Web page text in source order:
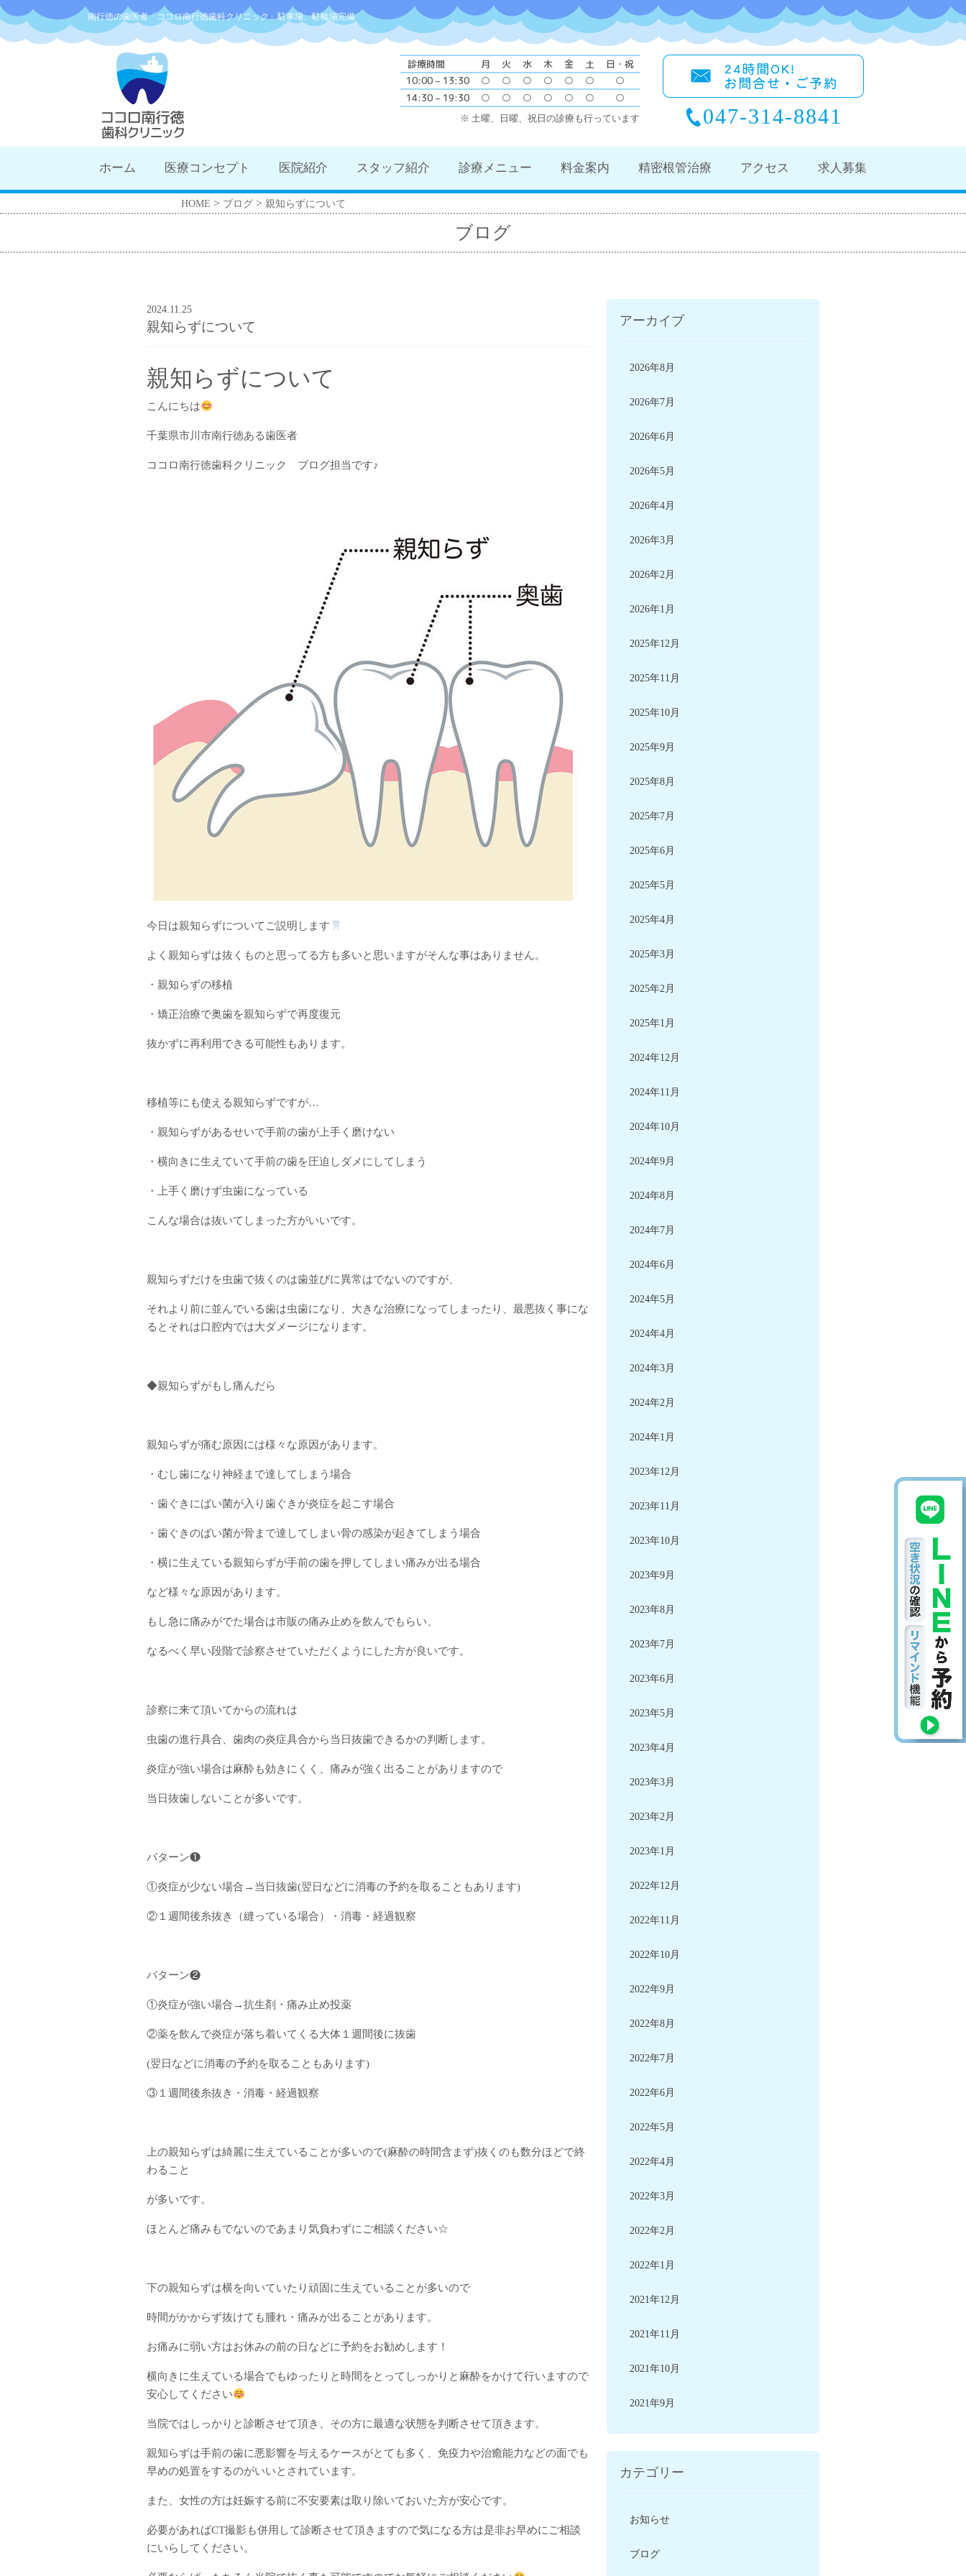
南行徳の歯医者「ココロ南行徳歯科クリニック」駐車場、駐輪場完備
診療時間 月 火 水 木 金 土
日・祝
10:00 – 13:30
○ ○ ○ ○ ○ ○
○
14:30 – 19:30
○ ○ ○ ○ ○ ○ ○
※ 土曜、日曜、祝日の診療も行っています 047-314-8841
ホーム 医療コンセプト 医院紹介 スタッフ紹介 診療メニュー 料金案内 精密根管治療 アクセス 求人募集
HOME > ブログ > 親知らずについて
ブログ
2024.11.25
親知らずについて
親知らずについて
こんにちは
千葉県市川市南行徳ある歯医者
ココロ南行徳歯科クリニック ブログ担当です♪
今日は親知らずについてご説明します
よく親知らずは抜くものと思ってる方も多いと思いますがそんな事はありません。
・親知らずの移植
・矯正治療で奥歯を親知らずで再度復元
抜かずに再利用できる可能性もあります。
移植等にも使える親知らずですが…
・親知らずがあるせいで手前の歯が上手く磨けない
・横向きに生えていて手前の歯を圧迫しダメにしてしまう
・上手く磨けず虫歯になっている
こんな場合は抜いてしまった方がいいです。
親知らずだけを虫歯で抜くのは歯並びに異常はでないのですが、
それより前に並んでいる歯は虫歯になり、大きな治療になってしまったり、最悪抜く事にな
るとそれは口腔内では大ダメージになります。
◆親知らずがもし痛んだら
親知らずが痛む原因には様々な原因があります。
・むし歯になり神経まで達してしまう場合
・歯ぐきにばい菌が入り歯ぐきが炎症を起こす場合
・歯ぐきのばい菌が骨まで達してしまい骨の感染が起きてしまう場合
・横に生えている親知らずが手前の歯を押してしまい痛みが出る場合
など様々な原因があります。
もし急に痛みがでた場合は市販の痛み止めを飲んでもらい、
なるべく早い段階で診察させていただくようにした方が良いです。
診察に来て頂いてからの流れは
虫歯の進行具合、歯肉の炎症具合から当日抜歯できるかの判断します。
炎症が強い場合は麻酔も効きにくく、痛みが強く出ることがありますので
当日抜歯しないことが多いです。
パターン❶
①炎症が少ない場合→当日抜歯(翌日などに消毒の予約を取ることもあります)
②１週間後糸抜き（縫っている場合）・消毒・経過観察
パターン❷
①炎症が強い場合→抗生剤・痛み止め投薬
②薬を飲んで炎症が落ち着いてくる大体１週間後に抜歯
(翌日などに消毒の予約を取ることもあります)
③１週間後糸抜き・消毒・経過観察
上の親知らずは綺麗に生えていることが多いので(麻酔の時間含まず)抜くのも数分ほどで終
わること
が多いです。
ほとんど痛みもでないのであまり気負わずにご相談ください☆
下の親知らずは横を向いていたり頑固に生えていることが多いので
時間がかからず抜けても腫れ・痛みが出ることがあります。
お痛みに弱い方はお休みの前の日などに予約をお勧めします！
横向きに生えている場合でもゆったりと時間をとってしっかりと麻酔をかけて行いますので
安心してください
当院ではしっかりと診断させて頂き、その方に最適な状態を判断させて頂きます。
親知らずは手前の歯に悪影響を与えるケースがとても多く、免疫力や治癒能力などの面でも
早めの処置をするのがいいとされています。
また、女性の方は妊娠する前に不安要素は取り除いておいた方が安心です。
必要があればCT撮影も併用して診断させて頂きますので気になる方は是非お早めにご相談
にいらしてください。
アーカイブ
2026年8月
2026年7月
2026年6月
2026年5月
2026年4月
2026年3月
2026年2月
2026年1月
2025年12月
2025年11月
2025年10月
2025年9月
2025年8月
2025年7月
2025年6月
2025年5月
2025年4月
2025年3月
2025年2月
2025年1月
2024年12月
2024年11月
2024年10月
2024年9月
2024年8月
2024年7月
2024年6月
2024年5月
2024年4月
2024年3月
2024年2月
2024年1月
2023年12月
2023年11月
2023年10月
2023年9月
2023年8月
2023年7月
2023年6月
2023年5月
2023年4月
2023年3月
2023年2月
2023年1月
2022年12月
2022年11月
2022年10月
2022年9月
2022年8月
2022年7月
2022年6月
2022年5月
2022年4月
2022年3月
2022年2月
2022年1月
2021年12月
2021年11月
2021年10月
2021年9月
カテゴリー
お知らせ
ブログ